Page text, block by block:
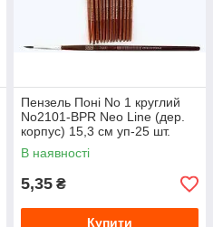
Пензель Поні No 1 круглий
No2101-BPR Neo Line (дер.
корпус) 15,3 см уп-25 шт.
250бл
В наявності
5,35 ₴
Купити